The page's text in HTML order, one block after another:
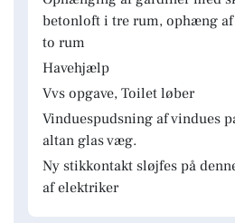
betonloft i tre rum, ophæng
to rum
Havehjælp
Vvs opgave, Toilet løber
Vinduespudsning af vindues
altan glas væg.
Ny stikkontakt sløjfes på
af elektriker